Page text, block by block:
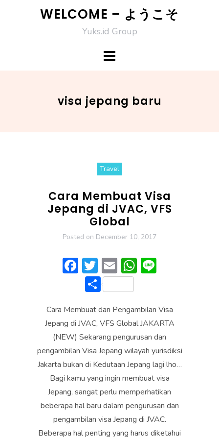
WELCOME – ようこそ
Yuks.id Group
visa jepang baru
Travel
Cara Membuat Visa
Jepang di JVAC, VFS
Global
Posted on December 10, 2017
F
ac
e
b
o
ok
T
w
itt
er
E
m
ai
l
W
s
A
p
p
S
ar
e
Cara Membuat dan Pengambilan Visa
Jepang di JVAC, VFS Global JAKARTA
(NEW) Sekarang pengurusan dan
pengambilan Visa Jepang wilayah yurisdiksi
Jakarta bukan di Kedutaan Jepang lagi lho…
Bagi kamu yang ingin membuat visa
Jepang, sangat perlu memperhatikan
beberapa hal baru dalam pengurusan dan
pengambilan visa Jepang di JVAC.
Beberapa hal penting yang harus diketahui